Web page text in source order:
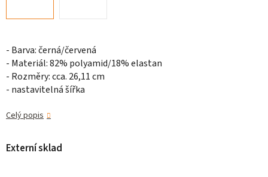
- Barva: černá/červená
- Materiál: 82% polyamid/18% elastan
- Rozměry: cca. 26,11 cm
- nastavitelná šířka
Celý popis
Externí sklad